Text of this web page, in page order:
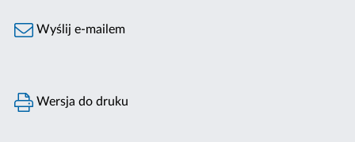
Wyślij e-mailem
Wersja do druku